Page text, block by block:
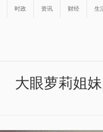
时政 资讯 财经 生
大眼萝莉姐